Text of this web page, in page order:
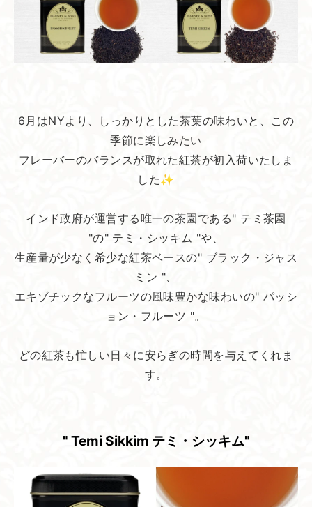
6月はNYより、しっかりとした茶葉の味わいと、この
季節に楽しみたい
フレーバーのバランスが取れた紅茶が初入荷いたしま
した✨
インド政府が運営する唯一の茶園である" テミ茶園
"の" テミ・シッキム "や、
生産量が少なく希少な紅茶ベースの" ブラック・ジャス
ミン "、
エキゾチックなフルーツの風味豊かな味わいの" パッシ
ョン・フルーツ "。
どの紅茶も忙しい日々に安らぎの時間を与えてくれま
す。
" Temi Sikkim テミ・シッキム"